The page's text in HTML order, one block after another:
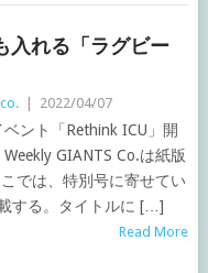
入れる「ラグビー
2022/04/07
ント「Rethink ICU」開
GIANTS Co.は紙版
では、特別号に寄せてい
する。タイトルに […]
Read More